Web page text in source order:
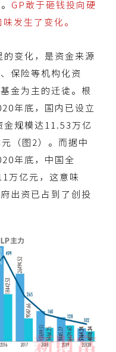
GP敢于砸钱投向硬
发生了变化。
变化，是资金来源
保险等机构化资
金为主的迁徙。根
年底，国内已设立
金规模达11.53万亿
（图2）。而据中
年底，中国全
万亿元，这意味
出资已占到了创投